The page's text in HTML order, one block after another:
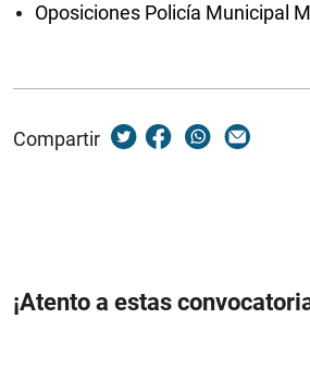
Oposiciones Policía Municipal
Compartir
¡Atento a estas